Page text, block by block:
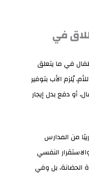
في
في ما يتعلق
يُلزم الأب بتوفير
أو دفع بدل إيجار
من المدارس
النفسي
الحضانة، بل وفي